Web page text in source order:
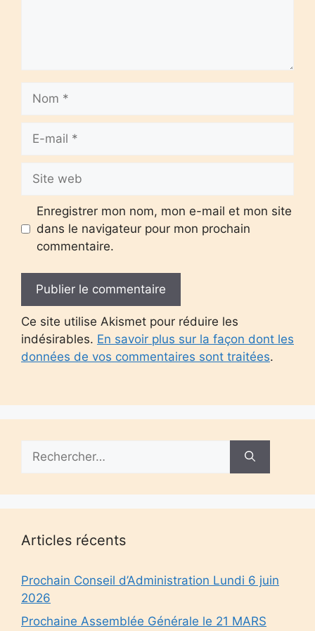
mail
web
Enregistrer mon nom, mon e-mail et mon site
dans le navigateur pour mon prochain
commentaire.
Ce site utilise Akismet pour réduire les
indésirables. En savoir plus sur la façon dont les
données de vos commentaires sont traitées.
Articles récents
Prochain Conseil d’Administration Lundi 6 juin
2026
Prochaine Assemblée Générale le 21 MARS